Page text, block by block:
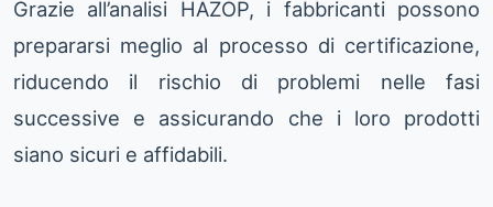
Grazie all’analisi HAZOP, i fabbricanti possono
prepararsi meglio al processo di certificazione,
riducendo il rischio di problemi nelle fasi
successive e assicurando che i loro prodotti
siano sicuri e affidabili.